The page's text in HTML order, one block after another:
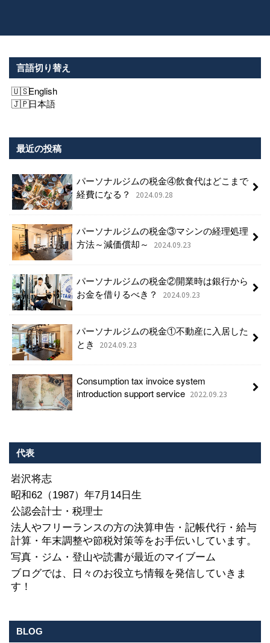
言語切り替え
English
日本語
最近の投稿
パーソナルジムの税金④飲食代はどこまで
経費になる？
2024.09.28
パーソナルジムの税金③マシンの経理処理
方法～減価償却～
2024.09.23
パーソナルジムの税金②開業時は銀行から
お金を借りるべき？
2024.09.23
パーソナルジムの税金①不動産に入居した
とき
2024.09.23
Consumption tax invoice system
introduction support service 2022.09.23
代表
岩沢将志
昭和62（1987）年7月14日生
公認会計士・税理士
法人やフリーランスの方の決算申告・記帳代行・給与
計算・年末調整や節税対策等をお手伝いしています。
写真・ジム・登山や読書が最近のマイブーム
ブログでは、日々のお役立ち情報を発信していきま
す！
BLOG